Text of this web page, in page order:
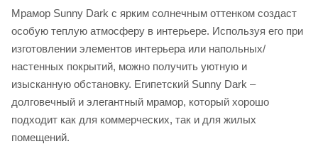
Мрамор Sunny Dark с ярким солнечным оттенком создаст
особую теплую атмосферу в интерьере. Используя его при
изготовлении элементов интерьера или напольных/
настенных покрытий, можно получить уютную и
изысканную обстановку. Египетский Sunny Dark –
долговечный и элегантный мрамор, который хорошо
подходит как для коммерческих, так и для жилых
помещений.